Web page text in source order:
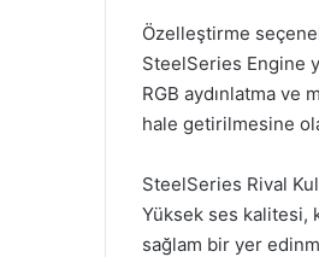
Özelleştirme
SteelSeries Engine
RGB aydınlatma ve
hale getirilmesine
SteelSeries Rival
Yüksek ses kalitesi,
sağlam bir yer